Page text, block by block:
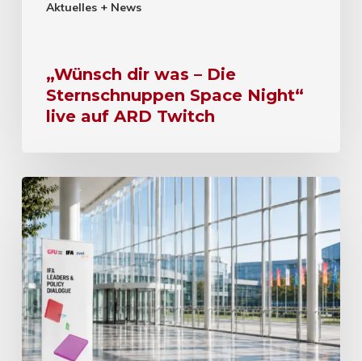
Aktuelles + News
„Wünsch dir was – Die
Sternschnuppen Space Night“
live auf ARD Twitch